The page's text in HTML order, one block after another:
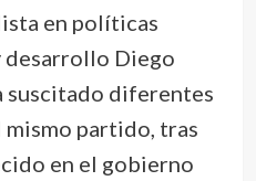
en políticas
desarrollo Diego
suscitado diferentes
partido, tras
en el gobierno